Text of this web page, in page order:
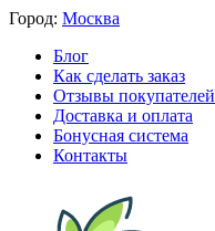
Город: Москва
Блог
Как сделать заказ
Отзывы покупателей
Доставка и оплата
Бонусная система
Контакты